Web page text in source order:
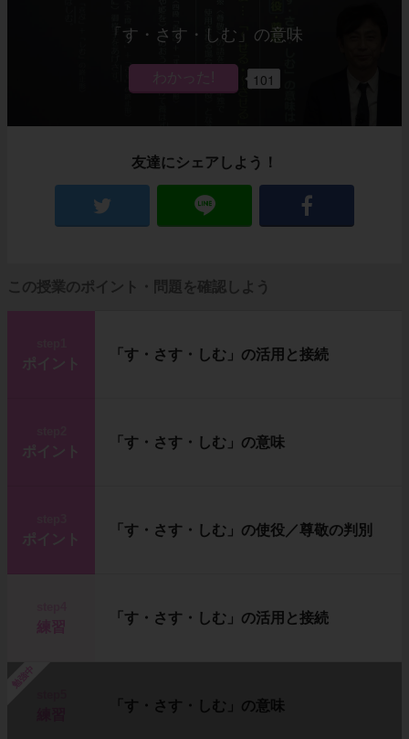
「す・さす・しむ」の意味
101
友達にシェアしよう！
この授業のポイント・問題を確認しよう
ポイント
「す・さす・しむ」の活用と接続
ポイント
「す・さす・しむ」の意味
ポイント
「す・さす・しむ」の使役／尊敬の判別
「す・さす・しむ」の活用と接続
勉強中
「す・さす・しむ」の意味